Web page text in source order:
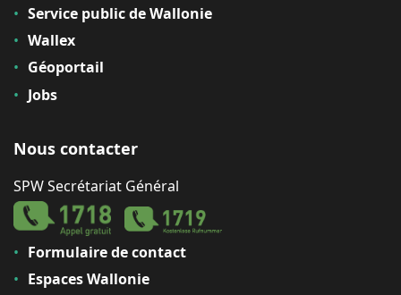
Service public de Wallonie
Wallex
Géoportail
Jobs
Nous contacter
SPW Secrétariat Général
Formulaire de contact
Espaces Wallonie